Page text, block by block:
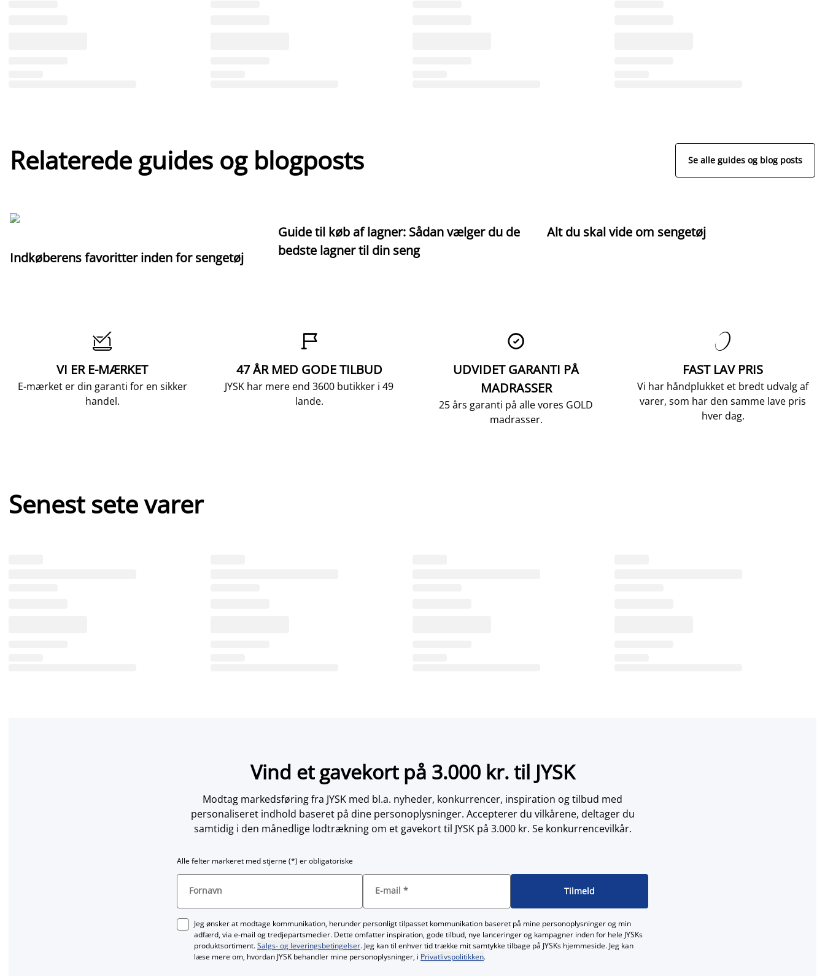
Relaterede guides og blogposts Se alle guides og blog posts
Indkøberens favoritter inden for sengetøj
Guide til køb af lagner: Sådan vælger du de
bedste lagner til din seng
Alt du skal vide om sengetøj

VI ER E-MÆRKET
E-mærket er din garanti for en sikker
handel.

47 ÅR MED GODE TILBUD
JYSK har mere end 3600 butikker i 49
lande.

UDVIDET GARANTI PÅ
MADRASSER
25 års garanti på alle vores GOLD
madrasser.

FAST LAV PRIS
Vi har håndplukket et bredt udvalg af
varer, som har den samme lave pris
hver dag.
Senest sete varer
Vind et gavekort på 3.000 kr. til JYSK
Modtag markedsføring fra JYSK med bl.a. nyheder, konkurrencer, inspiration og tilbud med
personaliseret indhold baseret på dine personoplysninger. Accepterer du vilkårene, deltager du
samtidig i den månedlige lodtrækning om et gavekort til JYSK på 3.000 kr. Se konkurrencevilkår.
Alle felter markeret med stjerne (*) er obligatoriske
Fornavn E-mail * Tilmeld
Jeg ønsker at modtage kommunikation, herunder personligt tilpasset kommunikation baseret på mine personoplysninger og min
adfærd, via e‑mail og tredjepartsmedier. Dette omfatter inspiration, gode tilbud, nye lanceringer og kampagner inden for hele JYSKs
produktsortiment.Salgs- og leveringsbetingelser. Jeg kan til enhver tid trække mit samtykke tilbage på JYSKs hjemmeside. Jeg kan
læse mere om, hvordan JYSK behandler mine personoplysninger, i Privatlivspolitikken.